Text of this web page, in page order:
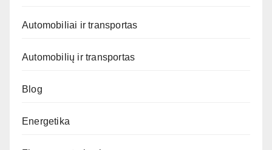
Automobiliai ir transportas
Automobilių ir transportas
Blog
Energetika